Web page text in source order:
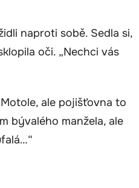
naproti sobě. Sedla si,
oči. „Nechci vás
ale pojišťovna to
bývalého manžela, ale